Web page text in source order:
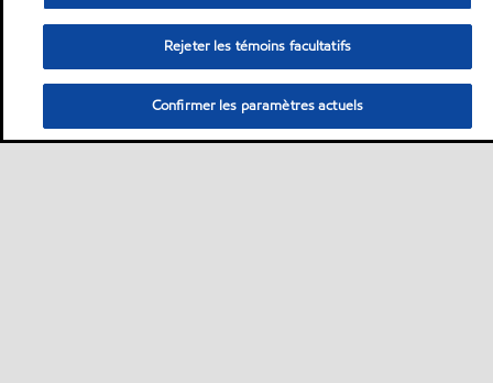
Rejeter les témoins facultatifs
Confirmer les paramètres actuels